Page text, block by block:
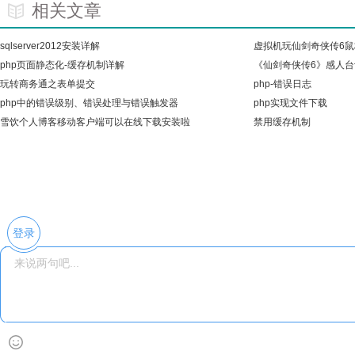
相关文章
sqlserver2012安装详解
虚拟机玩仙剑奇侠传6
php页面静态化-缓存机制详解
《仙剑奇侠传6》感人
玩转商务通之表单提交
php-错误日志
php中的错误级别、错误处理与错误触发器
php实现文件下载
雪饮个人博客移动客户端可以在线下载安装啦
禁用缓存机制
登录